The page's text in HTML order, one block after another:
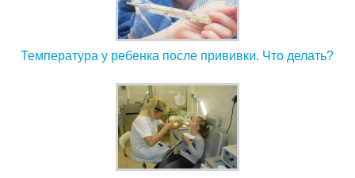
Температура у ребенка после прививки. Что делать?